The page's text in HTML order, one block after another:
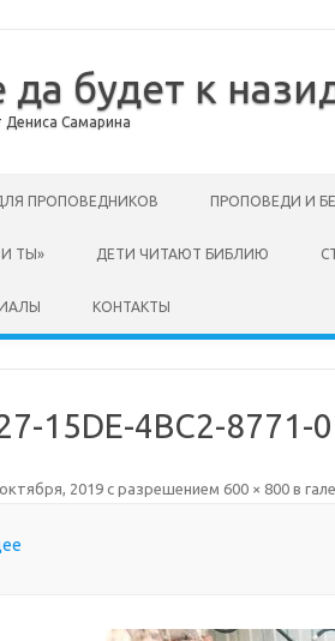
да будет к
Дениса Самарина
ПРОПОВЕДНИКОВ ПРОПОВЕДИ И
ТЫ» ДЕТИ ЧИТАЮТ БИБЛИЮ
КОНТАКТЫ
15DE-4BC2-8771-
2019с разрешением 600 × 800в